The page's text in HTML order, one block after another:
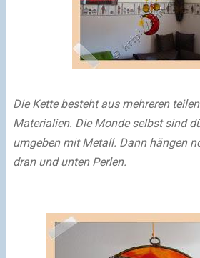
Die Kette besteht aus mehreren
Materialien. Die Monde selbst sind
umgeben mit Metall. Dann hängen
dran und unten Perlen.